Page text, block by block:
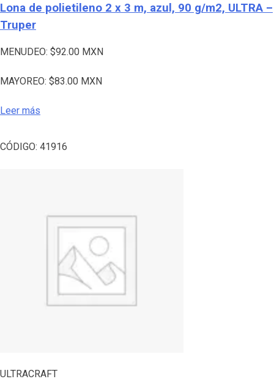
Lona de polietileno 2 x 3 m, azul, 90 g/m2, ULTRA –
Truper
MENUDEO: $92.00 MXN
MAYOREO: $83.00 MXN
Leer más
CÓDIGO: 41916
ULTRACRAFT